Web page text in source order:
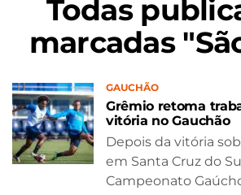
Todas
marcadas
GAUCHÃO
Grêmio retoma
vitória no Gauchão
Depois da vitória
em Santa Cruz do
Campeonato